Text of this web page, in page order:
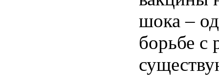
шока –
борьбе с